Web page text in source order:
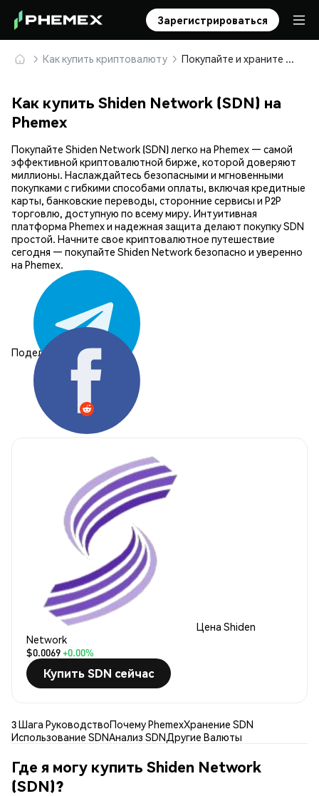
Зарегистрироваться
Как купить криптовалюту Покупайте и храните Shiden Network (SDN) безопасно
Как купить Shiden Network (SDN) на
Phemex
Покупайте Shiden Network (SDN) легко на Phemex — самой
эффективной криптовалютной бирже, которой доверяют
миллионы. Наслаждайтесь безопасными и мгновенными
покупками с гибкими способами оплаты, включая кредитные
карты, банковские переводы, сторонние сервисы и P2P
торговлю, доступную по всему миру. Интуитивная
платформа Phemex и надежная защита делают покупку SDN
простой. Начните свое криптовалютное путешествие
сегодня — покупайте Shiden Network безопасно и уверенно
на Phemex.
Поделиться:
Цена Shiden
Network
$0.0069+0.00%
Купить SDN сейчас
3 Шага РуководствоПочему PhemexХранение SDN
Использование SDNАнализ SDNДругие Валюты
Где я могу купить Shiden Network
(SDN)?